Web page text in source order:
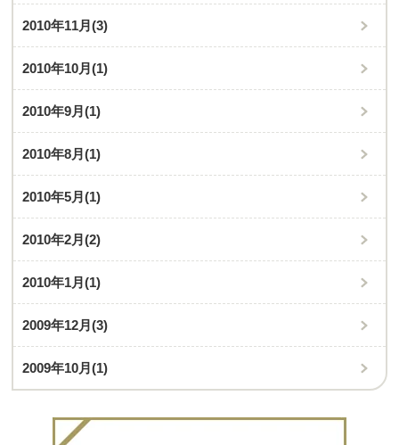
2010年11月(3)
2010年10月(1)
2010年9月(1)
2010年8月(1)
2010年5月(1)
2010年2月(2)
2010年1月(1)
2009年12月(3)
2009年10月(1)